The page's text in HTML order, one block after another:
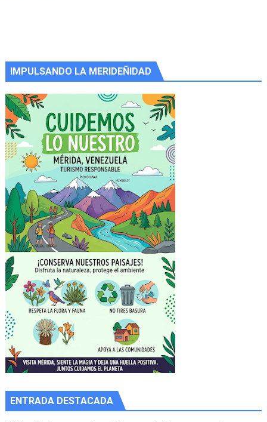
IMPULSANDO LA MERIDEÑIDAD
ENTRADA DESTACADA